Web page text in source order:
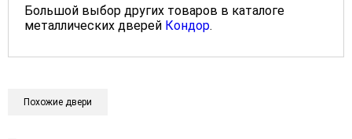
Большой выбор других товаров в каталоге
металлических дверей Кондор.
Похожие двери